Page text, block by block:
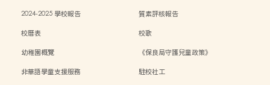
2024-2025 學校報告
質素評核報告
校曆表
校歌
幼稚園概覽
《保良局守護兒童政策》
非華語學童支援服務
駐校社工